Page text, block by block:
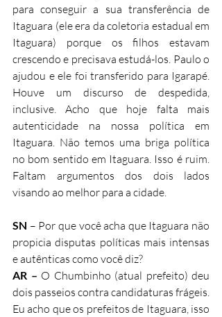
para conseguir a sua transferência de
Itaguara (ele era da coletoria estadual em
Itaguara) porque os filhos estavam
crescendo e precisava estudá-los. Paulo o
ajudou e ele foi transferido para Igarapé.
Houve um discurso de despedida,
inclusive. Acho que hoje falta mais
autenticidade na nossa política em
Itaguara. Não temos uma briga política
no bom sentido em Itaguara. Isso é ruim.
Faltam argumentos dos dois lados
visando ao melhor para a cidade.
SN – Por que você acha que Itaguara não
propicia disputas políticas mais intensas
e autênticas como você diz?
AR – O Chumbinho (atual prefeito) deu
dois passeios contra candidaturas frágeis.
Eu acho que os prefeitos de Itaguara, isso